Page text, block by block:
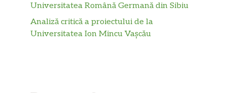
Universitatea Română Germană din Sibiu
Analiză critică a proiectului de la
Universitatea Ion Mincu Vașcău